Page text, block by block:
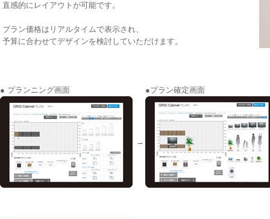
直感的にレイアウトが可能です。
プラン価格はリアルタイムで表示され、
予算に合わせてデザインを検討していただけます。
● プランニング画面 ●プラン確定画面
→